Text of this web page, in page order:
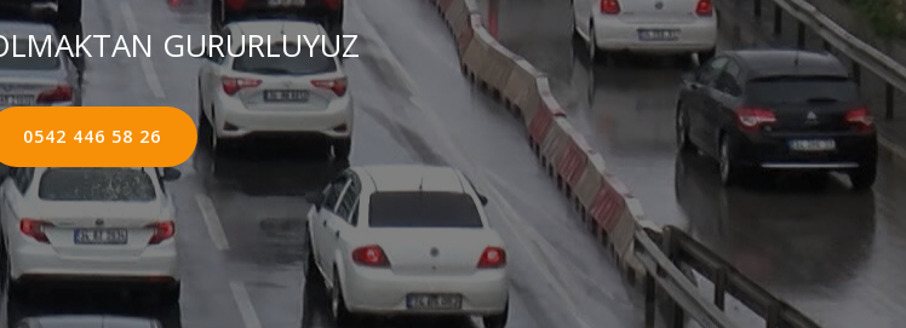
GURURLUYUZ
0542 446 58 26